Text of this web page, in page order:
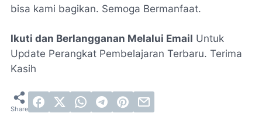
bisa kami bagikan. Semoga Bermanfaat.
Ikuti dan Berlangganan Melalui Email Untuk
Update Perangkat Pembelajaran Terbaru. Terima
Kasih